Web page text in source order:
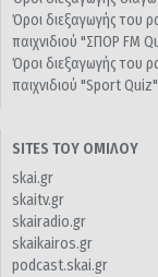
Όροι διεξαγωγής του
παιχνιδιού "ΣΠΟΡ FM
Όροι διεξαγωγής του
παιχνιδιού "Sport Quiz"
SITES ΤΟΥ ΟΜΙΛΟΥ
skai.gr
skaitv.gr
skairadio.gr
skaikairos.gr
podcast.skai.gr